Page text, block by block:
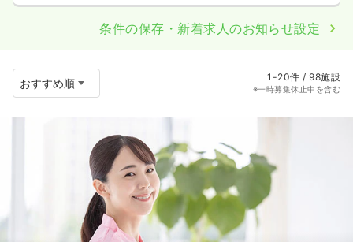
条件の保存・新着求人のお知らせ設定
1-20件 / 98施設
※一時募集休止中を含む